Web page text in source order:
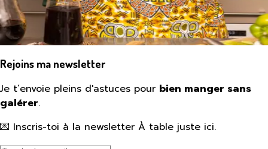
Rejoins ma newsletter
Je t’envoie pleins d'astuces pour bien manger sans
galérer.
💌 Inscris-toi à la newsletter À table juste ici.